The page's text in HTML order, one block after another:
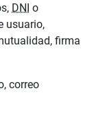
DNI o
usuario,
firma
correo